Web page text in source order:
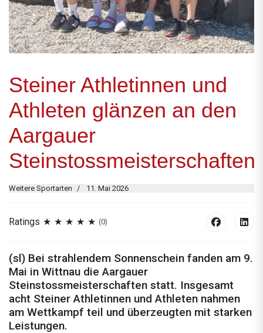
Steiner Athletinnen und
Athleten glänzen an den
Aargauer
Steinstossmeisterschaften
Weitere Sportarten 11. Mai 2026
Ratings (0)
(sl) Bei strahlendem Sonnenschein fanden am 9.
Mai in Wittnau die Aargauer
Steinstossmeisterschaften statt. Insgesamt
acht Steiner Athletinnen und Athleten nahmen
am Wettkampf teil und überzeugten mit starken
Leistungen.